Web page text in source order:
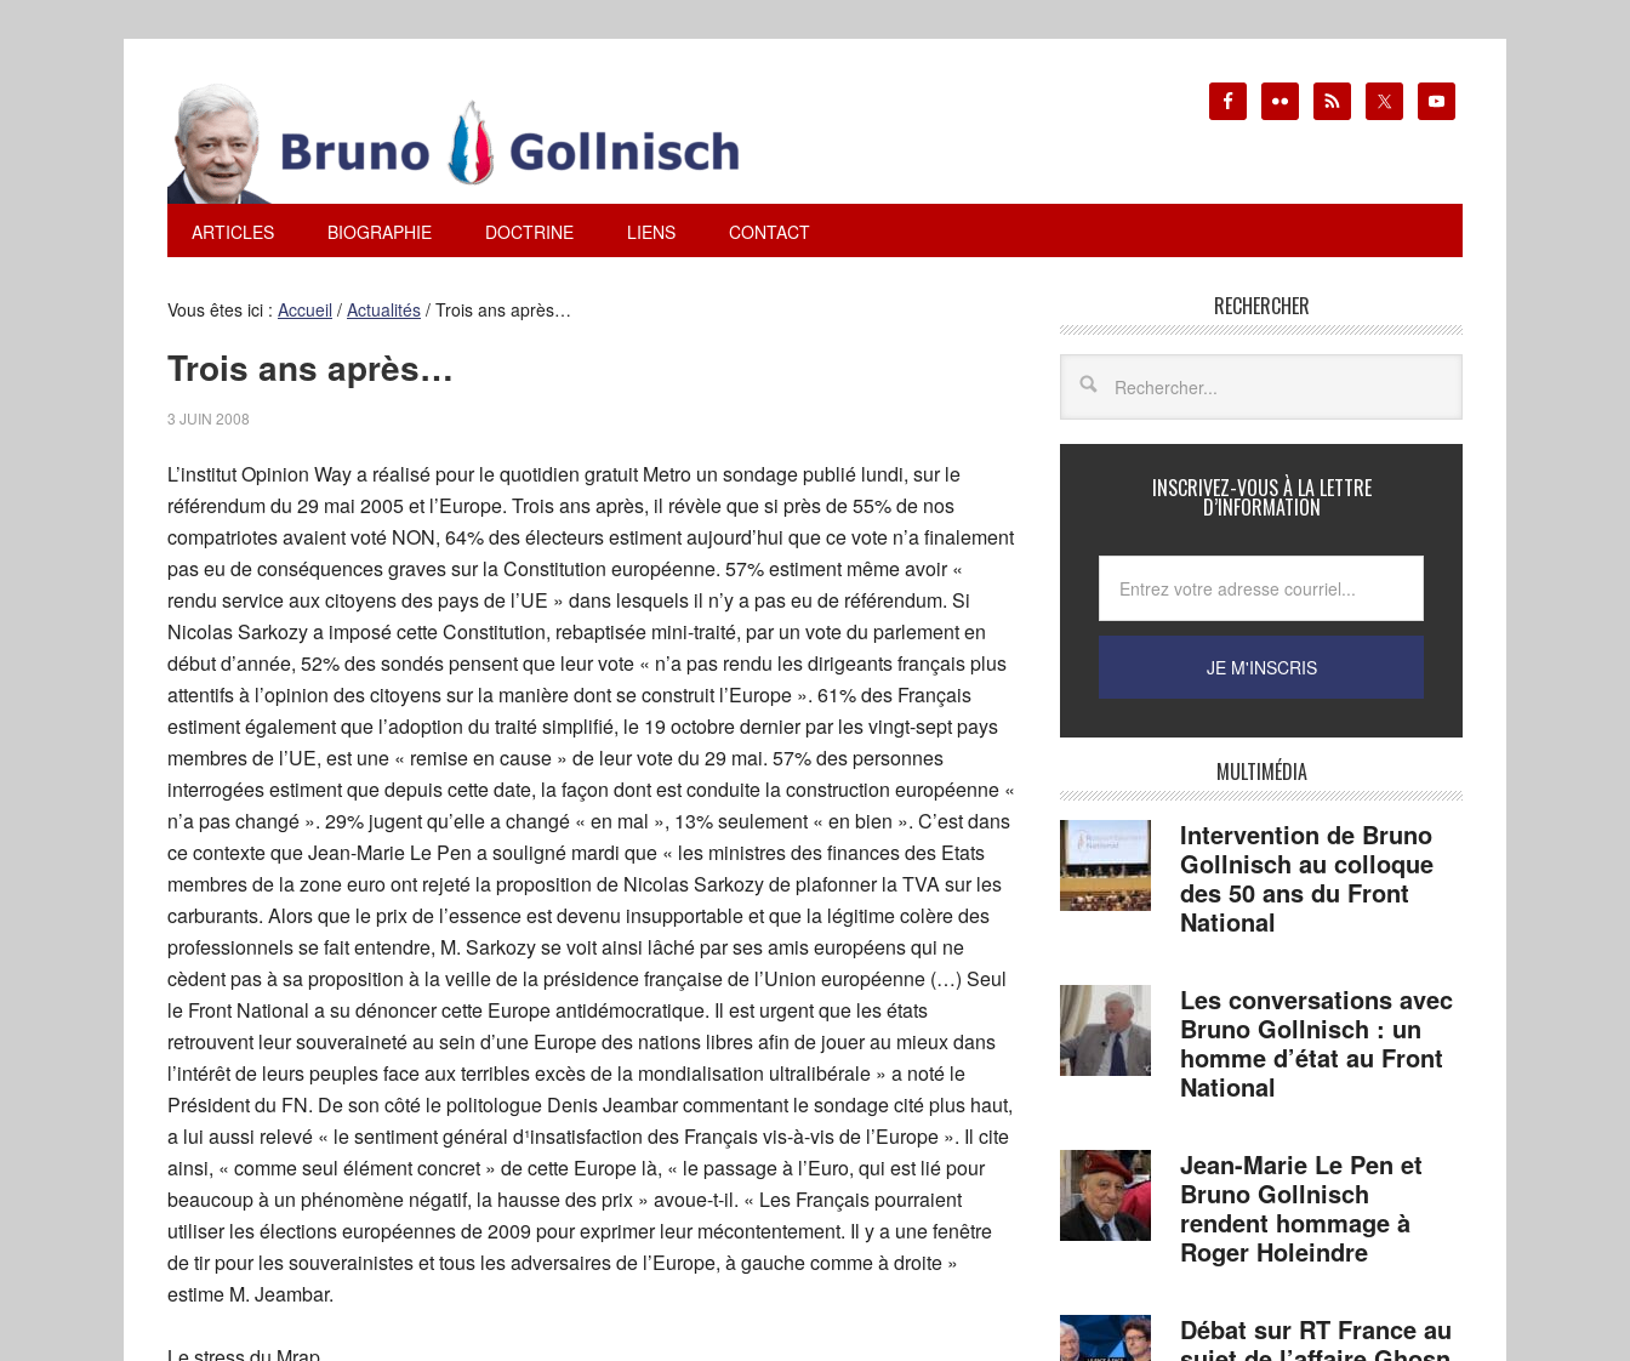
ARTICLES BIOGRAPHIE DOCTRINE LIENS CONTACT
Vous êtes ici : Accueil / Actualités / Trois ans après…
Trois ans après…
3 JUIN 2008
L’institut Opinion Way a réalisé pour le quotidien gratuit Metro un sondage publié lundi, sur le
référendum du 29 mai 2005 et l’Europe. Trois ans après, il révèle que si près de 55% de nos
compatriotes avaient voté NON, 64% des électeurs estiment aujourd’hui que ce vote n’a finalement
pas eu de conséquences graves sur la Constitution européenne. 57% estiment même avoir «
rendu service aux citoyens des pays de l’UE » dans lesquels il n’y a pas eu de référendum. Si
Nicolas Sarkozy a imposé cette Constitution, rebaptisée mini-traité, par un vote du parlement en
début d’année, 52% des sondés pensent que leur vote « n’a pas rendu les dirigeants français plus
attentifs à l’opinion des citoyens sur la manière dont se construit l’Europe ». 61% des Français
estiment également que l’adoption du traité simplifié, le 19 octobre dernier par les vingt-sept pays
membres de l’UE, est une « remise en cause » de leur vote du 29 mai. 57% des personnes
interrogées estiment que depuis cette date, la façon dont est conduite la construction européenne «
n’a pas changé ». 29% jugent qu’elle a changé « en mal », 13% seulement « en bien ». C’est dans
ce contexte que Jean-Marie Le Pen a souligné mardi que « les ministres des finances des Etats
membres de la zone euro ont rejeté la proposition de Nicolas Sarkozy de plafonner la TVA sur les
carburants. Alors que le prix de l’essence est devenu insupportable et que la légitime colère des
professionnels se fait entendre, M. Sarkozy se voit ainsi lâché par ses amis européens qui ne
cèdent pas à sa proposition à la veille de la présidence française de l’Union européenne (…) Seul
le Front National a su dénoncer cette Europe antidémocratique. Il est urgent que les états
retrouvent leur souveraineté au sein d’une Europe des nations libres afin de jouer au mieux dans
l’intérêt de leurs peuples face aux terribles excès de la mondialisation ultralibérale » a noté le
Président du FN. De son côté le politologue Denis Jeambar commentant le sondage cité plus haut,
a lui aussi relevé « le sentiment général d¹insatisfaction des Français vis-à-vis de l’Europe ». Il cite
ainsi, « comme seul élément concret » de cette Europe là, « le passage à l’Euro, qui est lié pour
beaucoup à un phénomène négatif, la hausse des prix » avoue-t-il. « Les Français pourraient
utiliser les élections européennes de 2009 pour exprimer leur mécontentement. Il y a une fenêtre
de tir pour les souverainistes et tous les adversaires de l’Europe, à gauche comme à droite »
estime M. Jeambar.
RECHERCHER
INSCRIVEZ-VOUS À LA LETTRE
D’INFORMATION
MULTIMÉDIA
Intervention de Bruno
Gollnisch au colloque
des 50 ans du Front
National
Les conversations avec
Bruno Gollnisch : un
homme d’état au Front
National
Jean-Marie Le Pen et
Bruno Gollnisch
rendent hommage à
Roger Holeindre
Débat sur RT France au